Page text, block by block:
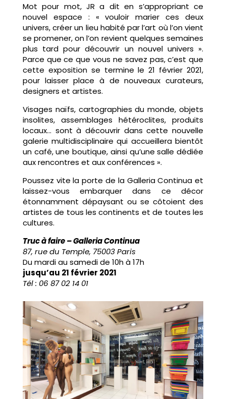
Mot pour mot, JR a dit en s’appropriant ce
nouvel espace : « vouloir marier ces deux
univers, créer un lieu habité par l’art où l’on vient
se promener, on l’on revient quelques semaines
plus tard pour découvrir un nouvel univers ».
Parce que ce que vous ne savez pas, c’est que
cette exposition se termine le 21 février 2021,
pour laisser place à de nouveaux curateurs,
designers et artistes.
Visages naïfs, cartographies du monde, objets
insolites, assemblages hétéroclites, produits
locaux… sont à découvrir dans cette nouvelle
galerie multidisciplinaire qui accueillera bientôt
un café, une boutique, ainsi qu’une salle dédiée
aux rencontres et aux conférences ».
Poussez vite la porte de la Galleria Continua et
laissez-vous embarquer dans ce décor
étonnamment dépaysant ou se côtoient des
artistes de tous les continents et de toutes les
cultures.
Truc à faire – Galleria Continua
87, rue du Temple, 75003 Paris
Du mardi au samedi de 10h à 17h
jusqu’au 21 février 2021
Tél : 06 87 02 14 01